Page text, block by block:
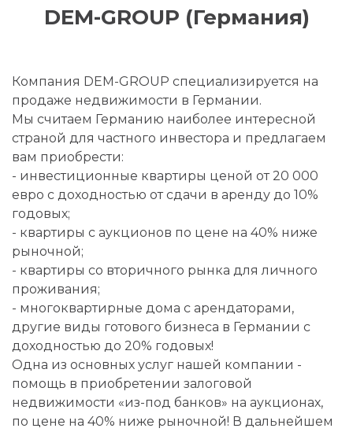
DEM-GROUP (Германия)
Компания DEM-GROUP специализируется на
продаже недвижимости в Германии.
Мы считаем Германию наиболее интересной
страной для частного инвестора и предлагаем
вам приобрести:
- инвестиционные квартиры ценой от 20 000
евро с доходностью от сдачи в аренду до 10%
годовых;
- квартиры с аукционов по цене на 40% ниже
рыночной;
- квартиры со вторичного рынка для личного
проживания;
- многоквартирные дома с арендаторами,
другие виды готового бизнеса в Германии с
доходностью до 20% годовых!
Одна из основных услуг нашей компании -
помощь в приобретении залоговой
недвижимости «из-под банков» на аукционах,
по цене на 40% ниже рыночной! В дальнейшем